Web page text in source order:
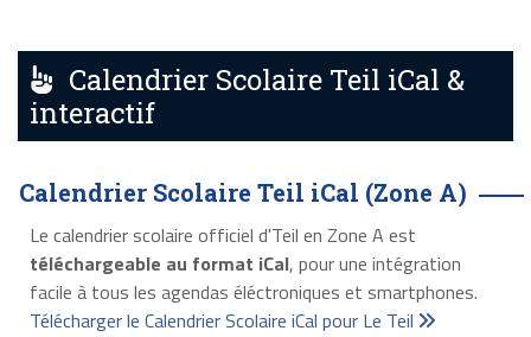
Calendrier Scolaire Teil iCal &
interactif
Calendrier Scolaire Teil iCal (Zone A)
Le calendrier scolaire officiel d'Teil en Zone A est
téléchargeable au format iCal, pour une intégration
facile à tous les agendas éléctroniques et smartphones.
Télécharger le Calendrier Scolaire iCal pour Le Teil